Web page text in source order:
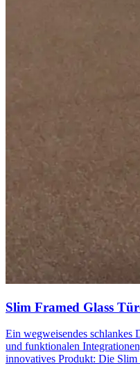
Slim Framed Glass
Ein wegweisendes schlankes
und funktionalen
innovatives Produkt: Die Slim